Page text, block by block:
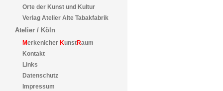
Orte der Kunst und Kultur
Verlag Atelier Alte Tabakfabrik
Atelier / Köln
Merkenicher KunstRaum
Kontakt
Links
Datenschutz
Impressum